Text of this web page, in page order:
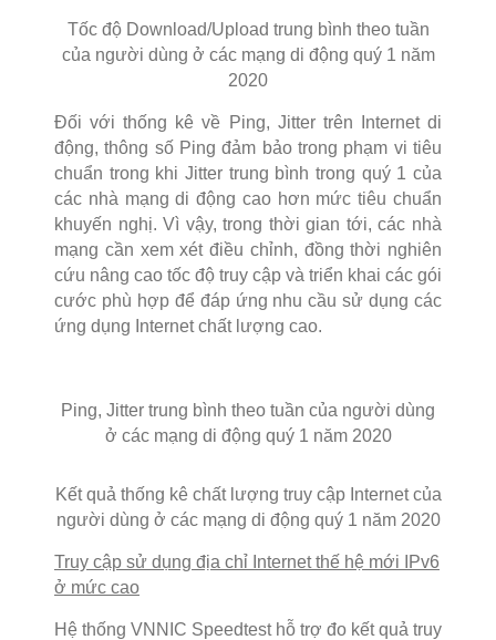
Tốc độ Download/Upload trung bình theo tuần
của người dùng ở các mạng di động quý 1 năm
2020
Đối với thống kê về Ping, Jitter trên Internet di
động, thông số Ping đảm bảo trong phạm vi tiêu
chuẩn trong khi Jitter trung bình trong quý 1 của
các nhà mạng di động cao hơn mức tiêu chuẩn
khuyến nghị. Vì vậy, trong thời gian tới, các nhà
mạng cần xem xét điều chỉnh, đồng thời nghiên
cứu nâng cao tốc độ truy cập và triển khai các gói
cước phù hợp để đáp ứng nhu cầu sử dụng các
ứng dụng Internet chất lượng cao.
Ping, Jitter trung bình theo tuần của người dùng
ở các mạng di động quý 1 năm 2020
Kết quả thống kê chất lượng truy cập Internet của
người dùng ở các mạng di động quý 1 năm 2020
Truy cập sử dụng địa chỉ Internet thế hệ mới IPv6
ở mức cao
Hệ thống VNNIC Speedtest hỗ trợ đo kết quả truy